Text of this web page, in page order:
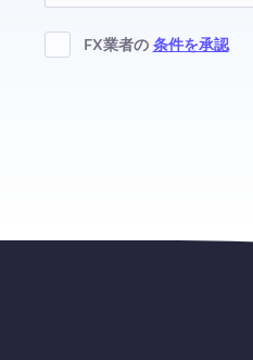
blank
FX業者の 条件を承認